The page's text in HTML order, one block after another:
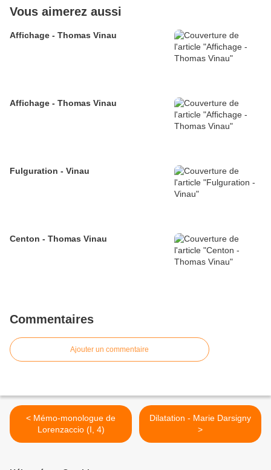
Vous aimerez aussi
Affichage - Thomas Vinau
Affichage - Thomas Vinau
Fulguration - Vinau
Centon - Thomas Vinau
Commentaires
Ajouter un commentaire
< Mémo-monologue de
Lorenzaccio (I, 4)
Dilatation - Marie Darsigny
>